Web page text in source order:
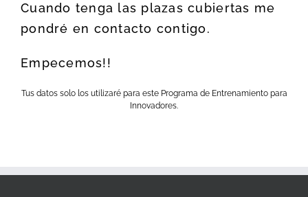
Cuando tenga las plazas cubiertas me
pondré en contacto contigo.
Empecemos!!
Tus datos solo los utilizaré para este Programa de Entrenamiento para
Innovadores.